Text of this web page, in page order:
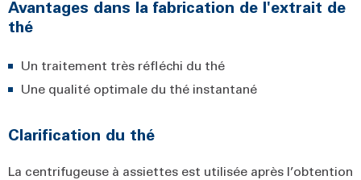
Avantages dans la fabrication de l'extrait de
thé
Un traitement très réfléchi du thé
Une qualité optimale du thé instantané
Clarification du thé
La centrifugeuse à assiettes est utilisée après l’obtention